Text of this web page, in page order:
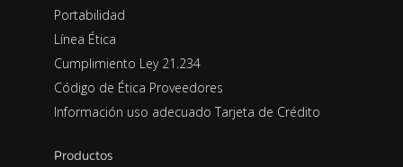
Portabilidad
Línea Ética
Cumplimiento Ley 21.234
Código de Ética Proveedores
Información uso adecuado Tarjeta de Crédito
Productos